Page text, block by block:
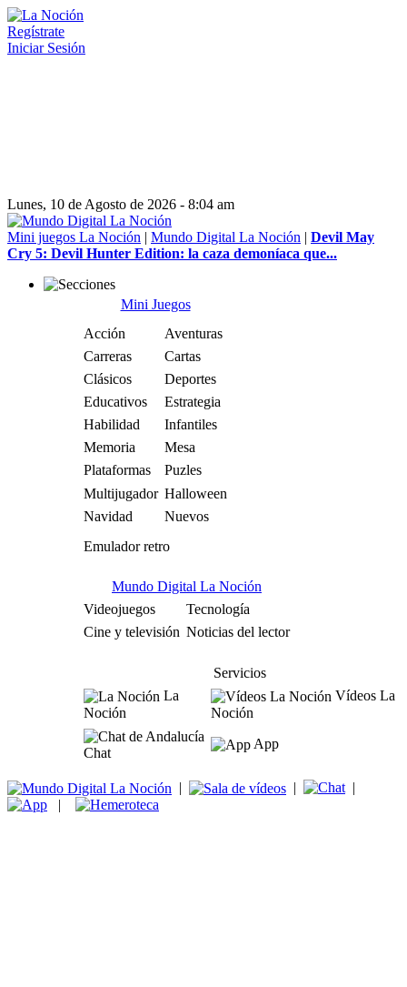
Regístrate
Iniciar Sesión
Lunes, 10 de Agosto de 2026 - 8:04 am
Mini juegos La Noción | Mundo Digital La Noción | Devil May
Cry 5: Devil Hunter Edition: la caza demoníaca que...
Mini Juegos
Acción
Aventuras
Carreras
Cartas
Clásicos
Deportes
Educativos
Estrategia
Habilidad
Infantiles
Memoria
Mesa
Plataformas
Puzles
Multijugador Halloween
Navidad
Nuevos
Emulador retro
Mundo Digital La Noción
Videojuegos
Tecnología
Cine y televisión Noticias del lector
Servicios
La
Noción
Vídeos La
Noción
Chat
App
| |
|
|